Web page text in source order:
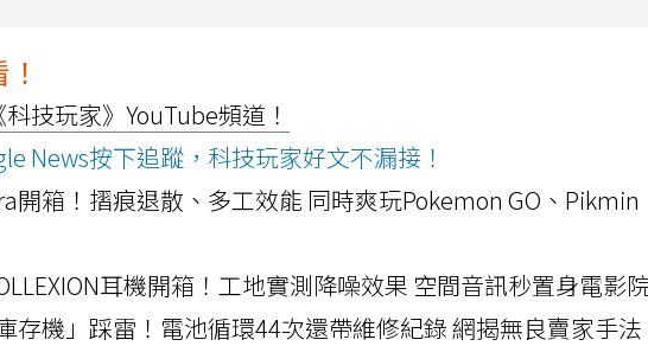
技玩家》YouTube頻道！
News按下追蹤，科技玩家好文不漏接！
開箱！摺痕退散、多工效能 同時爽玩Pokemon GO、Pikmin
耳機開箱！工地實測降噪效果 空間音訊秒置身電影
存機」踩雷！電池循環44次還帶維修紀錄 網揭無良賣家手法